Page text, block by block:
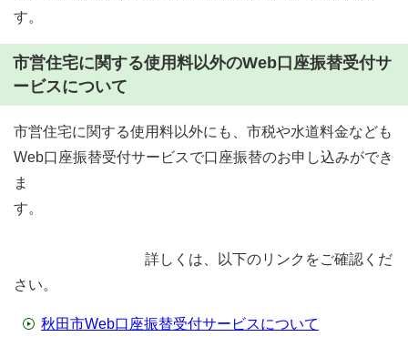
す。
市営住宅に関する使用料以外のWeb口座振替受付サ
ービスについて
市営住宅に関する使用料以外にも、市税や水道料金なども
Web口座振替受付サービスで口座振替のお申し込みができ
ま
す。
詳しくは、以下のリンクをご確認くだ
さい。
秋田市Web口座振替受付サービスについて